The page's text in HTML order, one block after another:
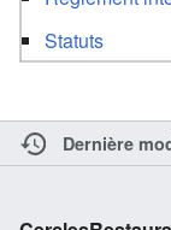
Statuts
Dernière